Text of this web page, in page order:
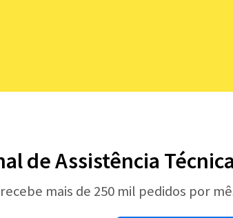
de Assistência
mais de 250 mil pedidos por